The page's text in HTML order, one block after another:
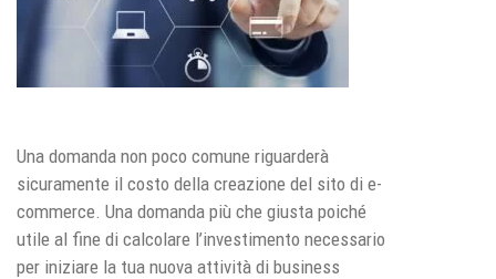
Una domanda non poco comune riguarderà
sicuramente il costo della creazione del sito di e-
commerce. Una domanda più che giusta poiché
utile al fine di calcolare l’investimento necessario
per iniziare la tua nuova attività di business